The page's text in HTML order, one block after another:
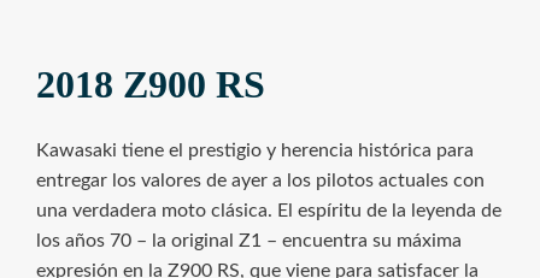
2018 Z900 RS
Kawasaki tiene el prestigio y herencia histórica para
entregar los valores de ayer a los pilotos actuales con
una verdadera moto clásica. El espíritu de la leyenda de
los años 70 – la original Z1 – encuentra su máxima
expresión en la Z900 RS, que viene para satisfacer la